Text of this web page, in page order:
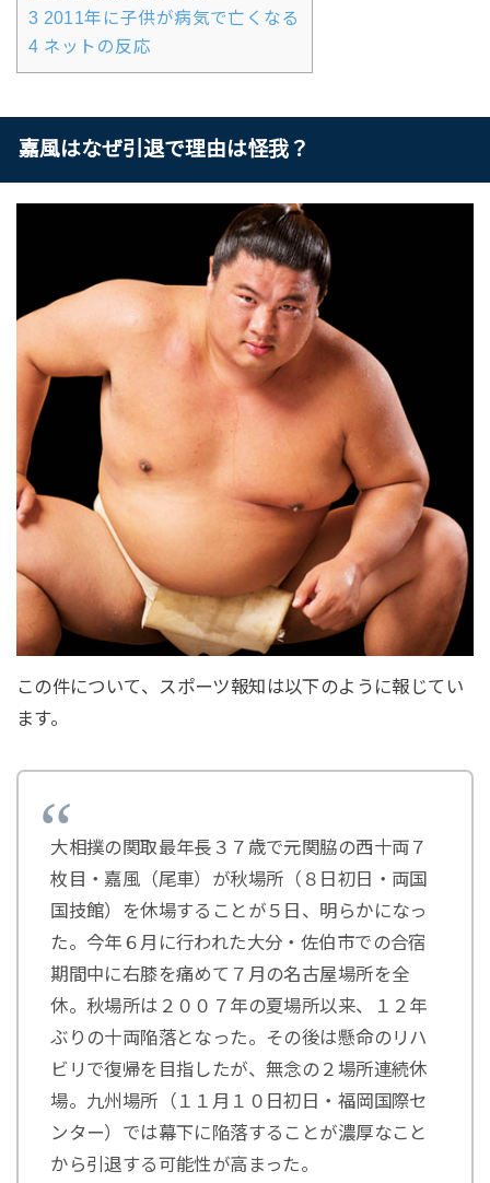
3 2011年に子供が病気で亡くなる
4 ネットの反応
嘉風はなぜ引退で理由は怪我？
この件について、スポーツ報知は以下のように報じてい
ます。
大相撲の関取最年長３７歳で元関脇の西十両７
枚目・嘉風（尾車）が秋場所（８日初日・両国
国技館）を休場することが５日、明らかになっ
た。今年６月に行われた大分・佐伯市での合宿
期間中に右膝を痛めて７月の名古屋場所を全
休。秋場所は２００７年の夏場所以来、１２年
ぶりの十両陥落となった。その後は懸命のリハ
ビリで復帰を目指したが、無念の２場所連続休
場。九州場所（１１月１０日初日・福岡国際セ
ンター）では幕下に陥落することが濃厚なこと
から引退する可能性が高まった。